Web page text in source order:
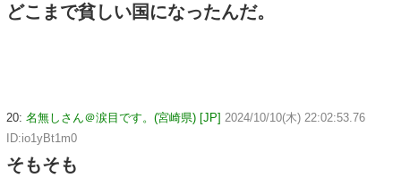
どこまで貧しい国になったんだ。
20: 名無しさん＠涙目です。(宮崎県) [JP] 2024/10/10(木) 22:02:53.76
ID:io1yBt1m0
そもそも